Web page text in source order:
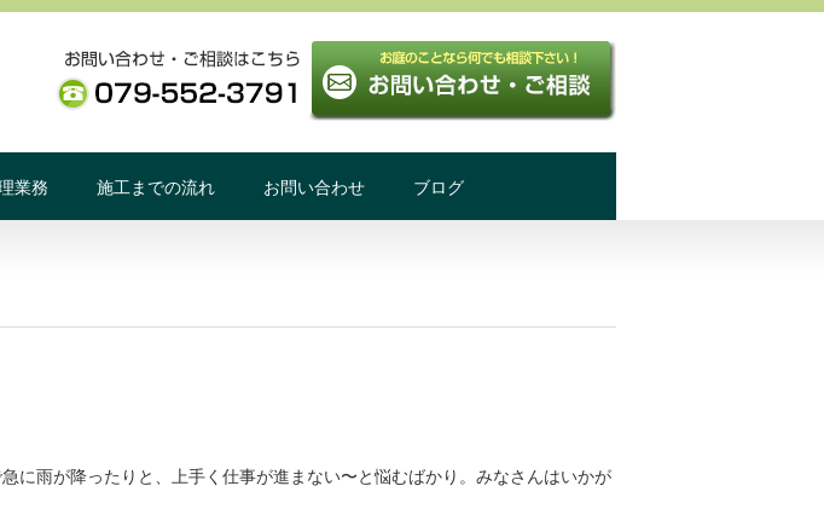
業務 施工までの流れ お問い合わせ ブログ
に雨が降ったりと、上手く仕事が進まない〜と悩むばかり。みなさんはいかが